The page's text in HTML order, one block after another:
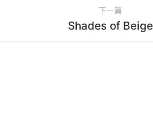
下一篇
Shades of Beige